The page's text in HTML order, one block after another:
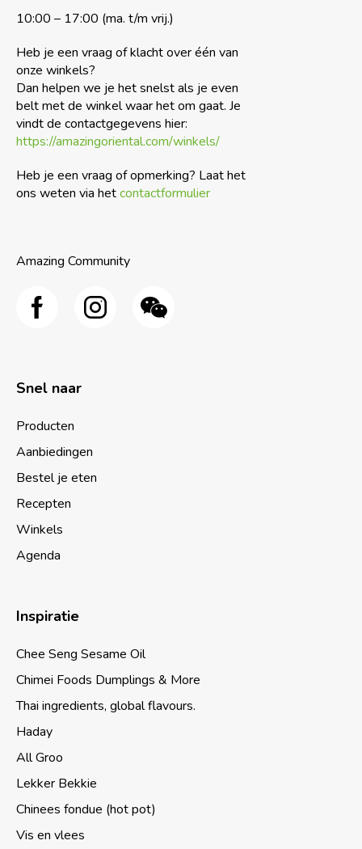
10:00 – 17:00 (ma. t/m vrij.)
Heb je een vraag of klacht over één van
onze winkels?
Dan helpen we je het snelst als je even
belt met de winkel waar het om gaat. Je
vindt de contactgegevens hier:
https://amazingoriental.com/winkels/
Heb je een vraag of opmerking? Laat het
ons weten via hetcontactformulier
Amazing Community
Snel naar
Producten
Aanbiedingen
Bestel je eten
Recepten
Winkels
Agenda
Inspiratie
Chee Seng Sesame Oil
Chimei Foods Dumplings & More
Thai ingredients, global flavours.
Haday
All Groo
Lekker Bekkie
Chinees fondue (hot pot)
Vis en vlees